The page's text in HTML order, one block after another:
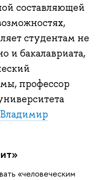
составляющей
студентам не
и бакалавриата,
профессор
Владимир
«человеческим